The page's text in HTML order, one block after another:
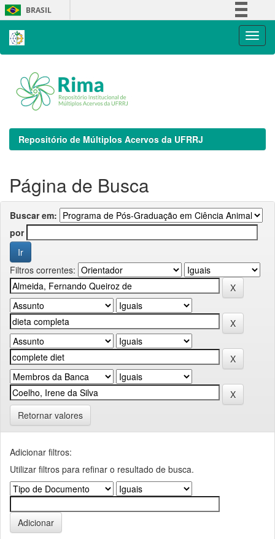
Skip
navigation
BRASIL
Repositório de Múltiplos Acervos da UFRRJ
Página de Busca
Buscar em:
por
Filtros correntes:
Retornar valores
Adicionar filtros:
Utilizar filtros para refinar o resultado de busca.